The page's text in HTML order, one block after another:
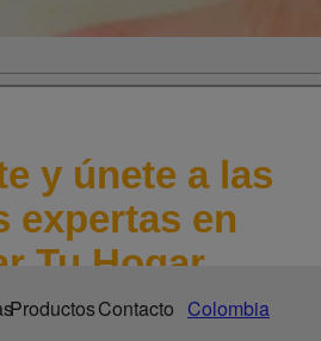
ProductosContacto Colombia